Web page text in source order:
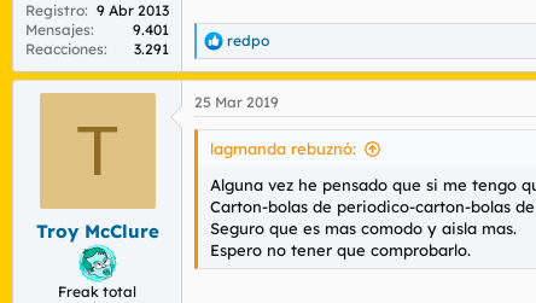
Registro
9 Abr 2013
Mensajes
9.401
Reacciones
3.291
R
e
a
c
c
e
redpo
T
Troy McClure
Freak total
25 Mar 2019
lagmanda rebuznó:
Alguna vez he pensado que si me tengo
Carton-bolas de periodico-carton-bolas
Seguro que es mas comodo y aisla mas.
Espero no tener que comprobarlo.